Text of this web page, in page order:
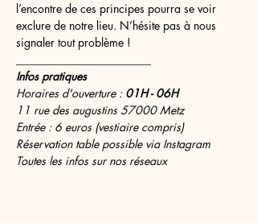
l’encontre de ces principes pourra se voir
exclure de notre lieu. N’hésite pas à nous
signaler tout problème !
Infos pratiques
Horaires d'ouverture : 01H - 06H
11 rue des augustins 57000 Metz
Entrée : 6 euros (vestiaire compris)
Réservation table possible via Instagram
Toutes les infos sur nos réseaux